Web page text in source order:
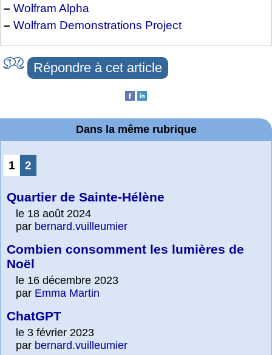
– Wolfram Alpha
– Wolfram Demonstrations Project
Répondre à cet article
Dans la même rubrique
1 2
Quartier de Sainte-Hélène
le 18 août 2024
par bernard.vuilleumier
Combien consomment les lumières de
Noël
le 16 décembre 2023
par Emma Martin
ChatGPT
le 3 février 2023
par bernard.vuilleumier